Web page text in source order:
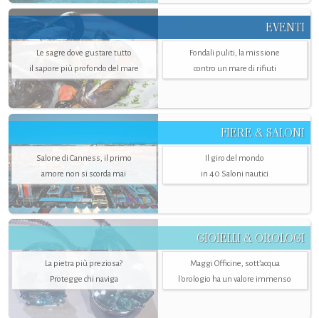
EVENTI
Le sagre dove gustare tutto
il sapore più profondo del mare
Fondali puliti, la missione
contro un mare di rifiuti
FIERE & SALONI
Salone di Canness, il primo
amore non si scorda mai
Il giro del mondo
in 40 Saloni nautici
GIOIELLI & OROLOGI
La pietra più preziosa?
Protegge chi naviga
Maggi Officine, sott’acqua
l'orologio ha un valore immenso